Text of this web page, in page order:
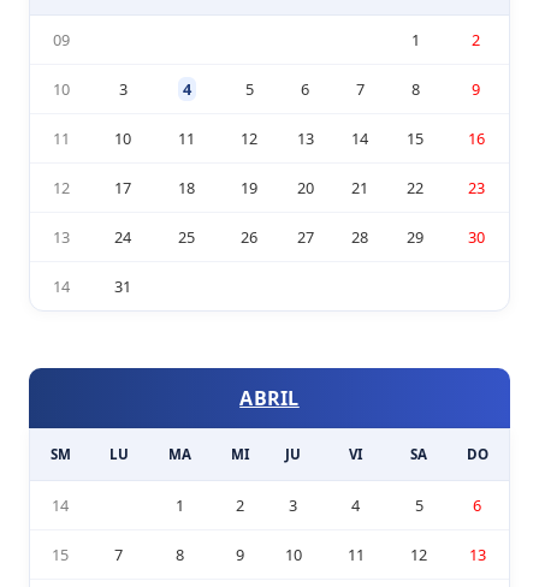
09 1 2
10 3 4 5 6 7 8 9
11 10 11 12 13 14 15 16
12 17 18 19 20 21 22 23
13 24 25 26 27 28 29 30
14 31
ABRIL
SM LU MA MI JU VI SA DO
14 1 2 3 4 5 6
15 7 8 9 10 11 12 13